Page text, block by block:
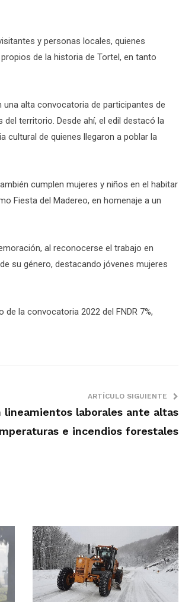
y personas locales, quienes
de la historia de Tortel, en tanto
alta convocatoria de participantes de
territorio. Desde ahí, el edil destacó la
cultural de quienes llegaron a poblar la
cumplen mujeres y niños en el habitar
Fiesta del Madereo, en homenaje a un
al reconocerse el trabajo en
su género, destacando jóvenes mujeres
la convocatoria 2022 del FNDR 7%,
ARTÍCULO SIGUIENTE
lineamientos laborales ante altas
e incendios forestales